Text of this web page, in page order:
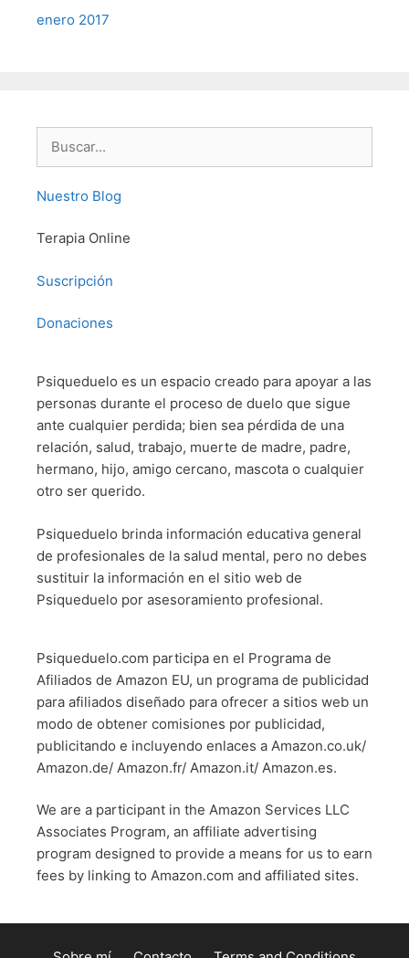
enero 2017
Nuestro Blog
Terapia Online
Suscripción
Donaciones
Psiqueduelo es un espacio creado para apoyar a las
personas durante el proceso de duelo que sigue
ante cualquier perdida; bien sea pérdida de una
relación, salud, trabajo, muerte de madre, padre,
hermano, hijo, amigo cercano, mascota o cualquier
otro ser querido.
Psiqueduelo brinda información educativa general
de profesionales de la salud mental, pero no debes
sustituir la información en el sitio web de
Psiqueduelo por asesoramiento profesional.
Psiqueduelo.com participa en el Programa de
Afiliados de Amazon EU, un programa de publicidad
para afiliados diseñado para ofrecer a sitios web un
modo de obtener comisiones por publicidad,
publicitando e incluyendo enlaces a Amazon.co.uk/
Amazon.de/ Amazon.fr/ Amazon.it/ Amazon.es.
We are a participant in the Amazon Services LLC
Associates Program, an affiliate advertising
program designed to provide a means for us to earn
fees by linking to Amazon.com and affiliated sites.